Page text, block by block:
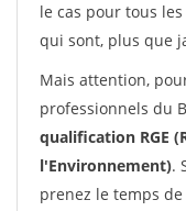
le cas pour tous les
qui sont, plus que
Mais attention,
professionnels du
qualification RGE
l'Environnement).
prenez le temps